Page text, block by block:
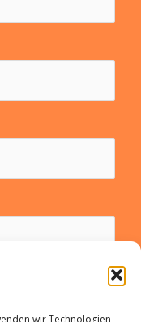
wir Technologien